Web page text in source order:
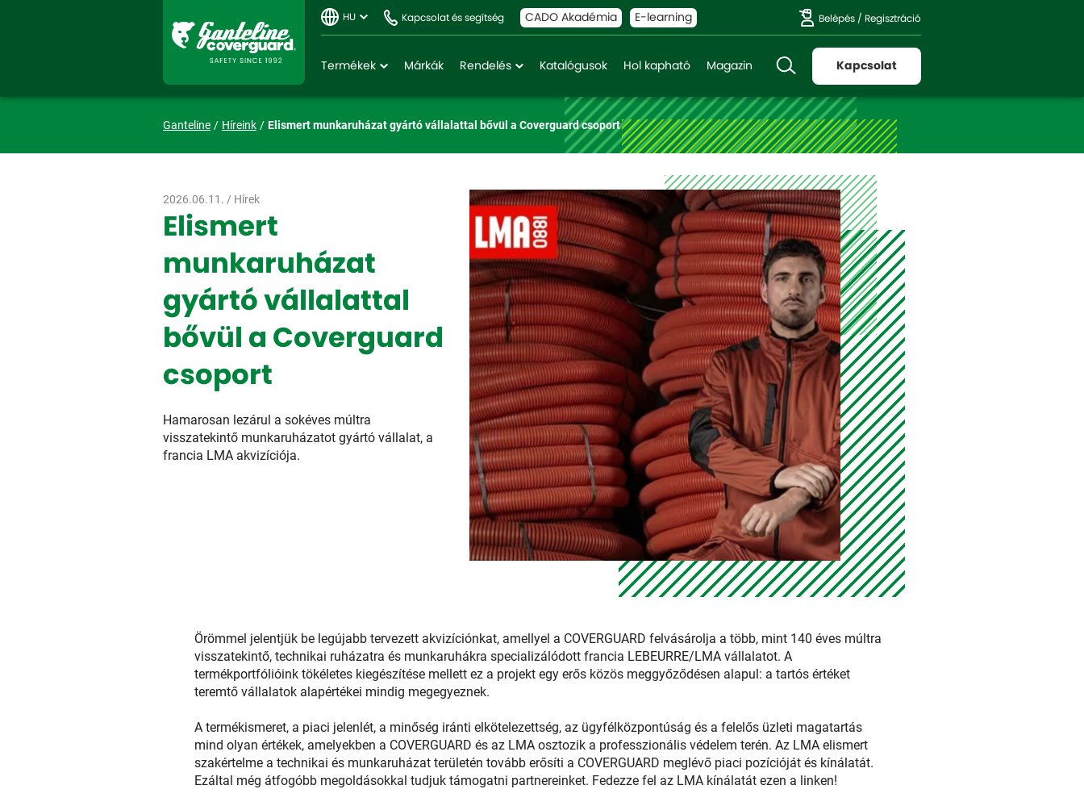
HU Kapcsolat és segítség CADO Akadémia E-learning Belépés / Regisztráció
Termékek Márkák Rendelés Katalógusok Hol kapható Magazin Kapcsolat
Ganteline Híreink Elismert munkaruházat gyártó vállalattal bővül a Coverguard csoport
2026.06.11. / Hírek
Elismert
munkaruházat
gyártó vállalattal
bővül a Coverguard
csoport
Hamarosan lezárul a sokéves múltra
visszatekintő munkaruházatot gyártó vállalat, a
francia LMA akvizíciója.
Örömmel jelentjük be legújabb tervezett akvizíciónkat, amellyel a COVERGUARD felvásárolja a több, mint 140 éves múltra
visszatekintő, technikai ruházatra és munkaruhákra specializálódott francia LEBEURRE/LMA vállalatot. A
termékportfólióink tökéletes kiegészítése mellett ez a projekt egy erős közös meggyőződésen alapul: a tartós értéket
teremtő vállalatok alapértékei mindig megegyeznek.
A termékismeret, a piaci jelenlét, a minőség iránti elkötelezettség, az ügyfélközpontúság és a felelős üzleti magatartás
mind olyan értékek, amelyekben a COVERGUARD és az LMA osztozik a professzionális védelem terén. Az LMA elismert
szakértelme a technikai és munkaruházat területén tovább erősíti a COVERGUARD meglévő piaci pozícióját és kínálatát.
Ezáltal még átfogóbb megoldásokkal tudjuk támogatni partnereinket. Fedezze fel az LMA kínálatát ezen a linken!